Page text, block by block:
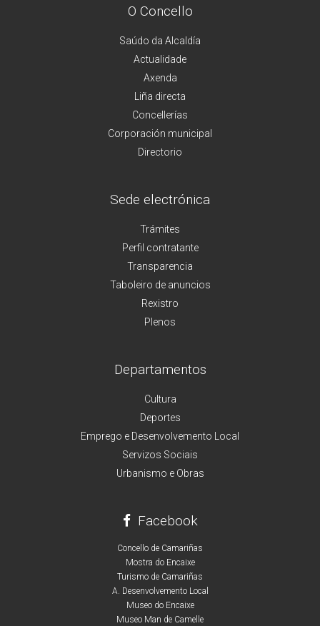
O Concello
Saúdo da Alcaldía
Actualidade
Axenda
Liña directa
Concellerías
Corporación municipal
Directorio
Sede electrónica
Trámites
Perfil contratante
Transparencia
Taboleiro de anuncios
Rexistro
Plenos
Departamentos
Cultura
Deportes
Emprego e Desenvolvemento Local
Servizos Sociais
Urbanismo e Obras
Facebook
Concello de Camariñas
Mostra do Encaixe
Turismo de Camariñas
A. Desenvolvemento Local
Museo do Encaixe
Museo Man de Camelle